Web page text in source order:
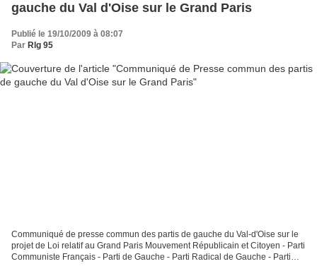
gauche du Val d'Oise sur le Grand Paris
Publié le 19/10/2009 à 08:07
Par Rlg 95
Communiqué de presse commun des partis de gauche du Val-d'Oise sur le
projet de Loi relatif au Grand Paris Mouvement Républicain et Citoyen - Parti
Communiste Français - Parti de Gauche - Parti Radical de Gauche - Parti